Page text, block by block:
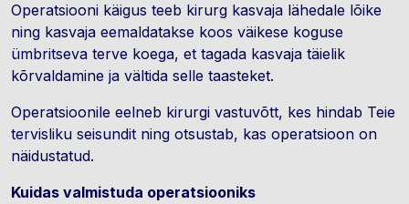
Operatsiooni käigus teeb kirurg kasvaja lähedale lõike
ning kasvaja eemaldatakse koos väikese koguse
ümbritseva terve koega, et tagada kasvaja täielik
kõrvaldamine ja vältida selle taasteket.
Operatsioonile eelneb kirurgi vastuvõtt, kes hindab Teie
tervisliku seisundit ning otsustab, kas operatsioon on
näidustatud.
Kuidas valmistuda operatsiooniks